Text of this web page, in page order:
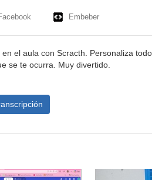
Embeber
el aula con Scracth. Personaliza
se te ocurra. Muy divertido.